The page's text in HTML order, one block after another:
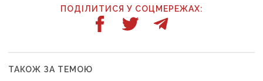
ПОДІЛИТИСЯ У СОЦМЕРЕЖАХ:
ТАКОЖ ЗА ТЕМОЮ